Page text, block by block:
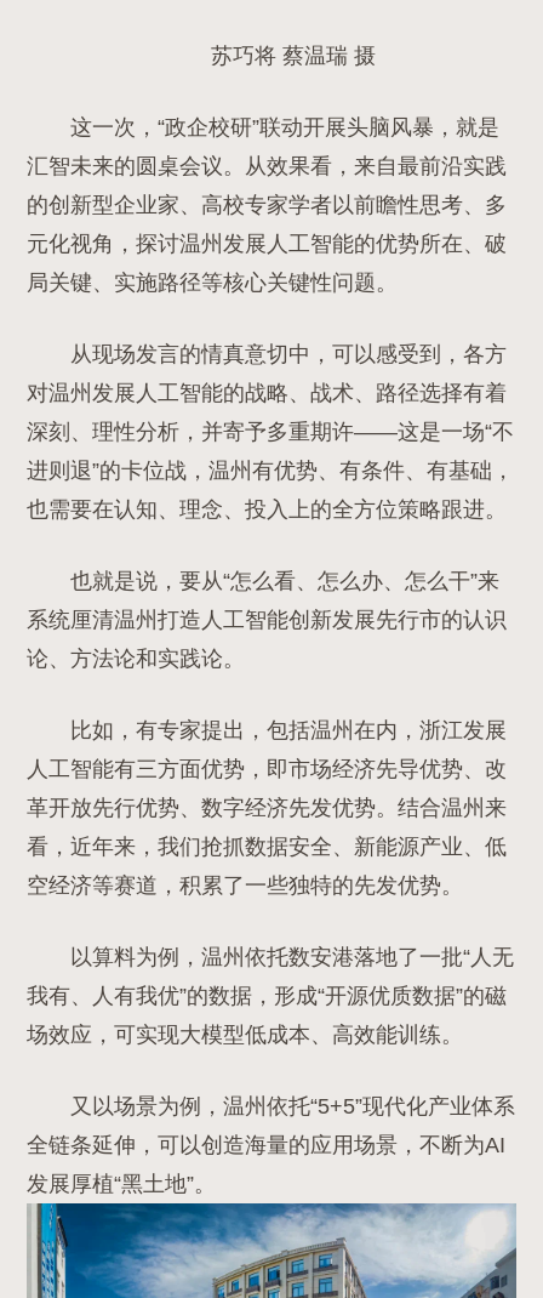
苏巧将 蔡温瑞 摄
这一次，“政企校研”联动开展头脑风暴，就是
汇智未来的圆桌会议。从效果看，来自最前沿实践
的创新型企业家、高校专家学者以前瞻性思考、多
元化视角，探讨温州发展人工智能的优势所在、破
局关键、实施路径等核心关键性问题。
从现场发言的情真意切中，可以感受到，各方
对温州发展人工智能的战略、战术、路径选择有着
深刻、理性分析，并寄予多重期许——这是一场“不
进则退”的卡位战，温州有优势、有条件、有基础，
也需要在认知、理念、投入上的全方位策略跟进。
也就是说，要从“怎么看、怎么办、怎么干”来
系统厘清温州打造人工智能创新发展先行市的认识
论、方法论和实践论。
比如，有专家提出，包括温州在内，浙江发展
人工智能有三方面优势，即市场经济先导优势、改
革开放先行优势、数字经济先发优势。结合温州来
看，近年来，我们抢抓数据安全、新能源产业、低
空经济等赛道，积累了一些独特的先发优势。
以算料为例，温州依托数安港落地了一批“人无
我有、人有我优”的数据，形成“开源优质数据”的磁
场效应，可实现大模型低成本、高效能训练。
又以场景为例，温州依托“5+5”现代化产业体系
全链条延伸，可以创造海量的应用场景，不断为AI
发展厚植“黑土地”。